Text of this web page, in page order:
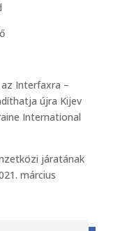
Interfaxra –
újra Kijev
International
járatának
március